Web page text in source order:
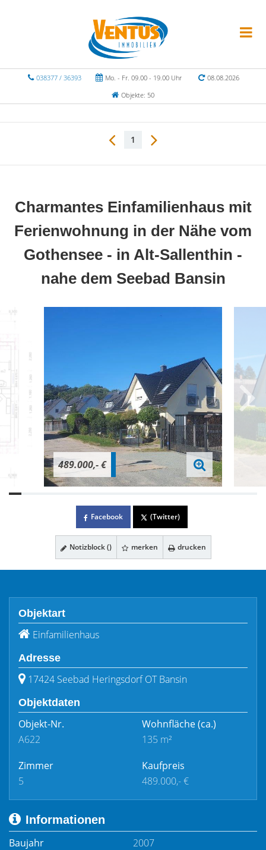
038377 / 36393 Mo. - Fr. 09.00 - 19.00 Uhr
08.08.2026
Objekte: 50
1
Charmantes Einfamilienhaus mit
Ferienwohnung in der Nähe vom
Gothensee - in Alt-Sallenthin -
nahe dem Seebad Bansin
489.000,- €
Facebook (Twitter)
Notizblock () merken drucken
Objektart
Einfamilienhaus
Adresse
17424 Seebad Heringsdorf OT Bansin
Objektdaten
Objekt-Nr.
A622
Wohnfläche(ca.)
135 m²
Zimmer
5
Kaufpreis
489.000,- €
Informationen
Baujahr
2007